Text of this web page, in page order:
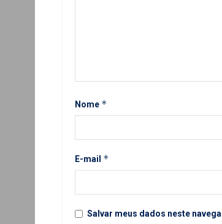
Nome *
E-mail *
Salvar meus dados neste